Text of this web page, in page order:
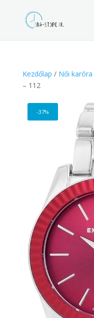
search
Kezdőlap / Női karóra
– 112
-37%